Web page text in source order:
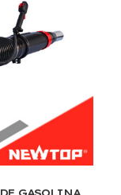
GASOLINA